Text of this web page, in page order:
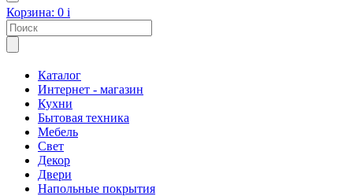
Корзина: 0 i
Каталог
Интернет - магазин
Кухни
Бытовая техника
Мебель
Свет
Декор
Двери
Напольные покрытия